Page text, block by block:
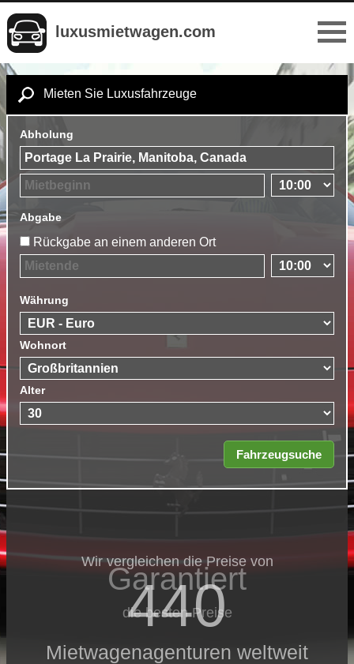
luxusmietwagen.com
Mieten Sie Luxusfahrzeuge
Abholung
Abgabe
Rückgabe an einem anderen Ort
Währung
Wohnort
Alter
Wir vergleichen die Preise von
440
Mietwagenagenturen weltweit
Garantiert
die besten Preise